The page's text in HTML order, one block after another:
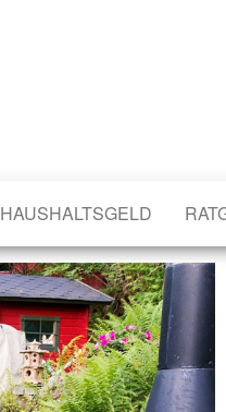
HAUSHALTSGELD